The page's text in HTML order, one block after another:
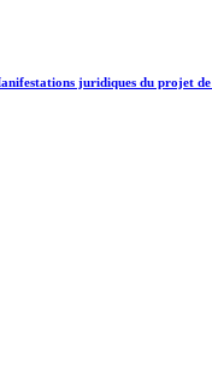
juridiques du projet